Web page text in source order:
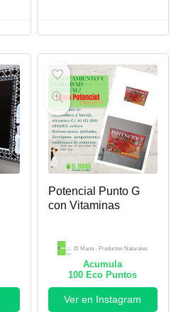
Potencial Punto G
con Vitaminas
El Maná - Productos Naturales
Acumula
100 Eco Puntos
Ver en Instagram